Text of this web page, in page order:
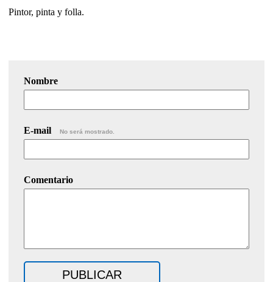
Pintor, pinta y folla.
Nombre
E-mail No será mostrado.
Comentario